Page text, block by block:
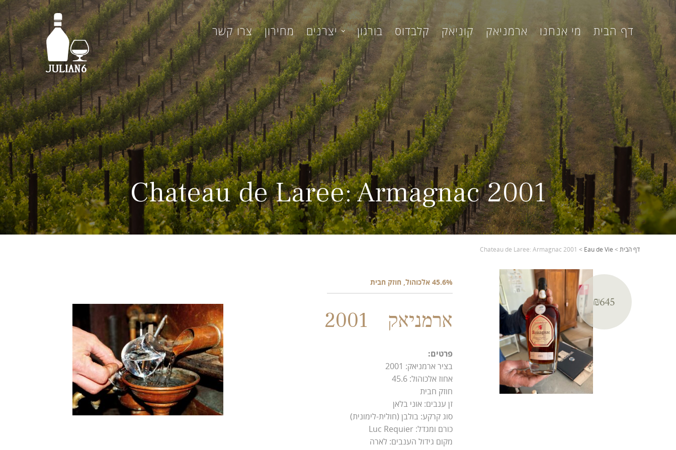
דף הבית מי אנחנו ארמניאק קוניאק קלבדוס בורגון יצרנים מחירון צרו קשר
Chateau de Laree: Armagnac 2001
דף הבית >
Eau de Vie
>
Chateau de Laree: Armagnac 2001
₪645
45.6% אלכוהול, חוזק חבית
ארמניאק 2001
פרטים:
בציר ארמניאק: 2001
אחוז אלכוהול: 45.6
חוזק חבית
זן ענבים: אוני בלאן
סוג קרקע: בולבן (חולית-לימונית)
כורם ומגדל: Luc Requier
מקום גידול הענבים: לארה